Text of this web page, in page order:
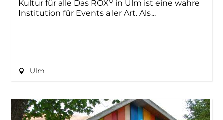
Kultur für alle Das ROXY in Ulm ist eine wahre
Institution für Events aller Art. Als
Ulm